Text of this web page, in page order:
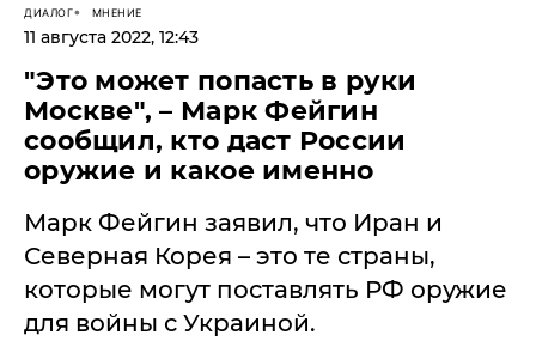
ДИАЛОГ МНЕНИЕ
11 августа 2022, 12:43
"Это может попасть в руки
Москве", – Марк Фейгин
сообщил, кто даст России
оружие и какое именно
Марк Фейгин заявил, что Иран и
Северная Корея – это те страны,
которые могут поставлять РФ оружие
для войны с Украиной.